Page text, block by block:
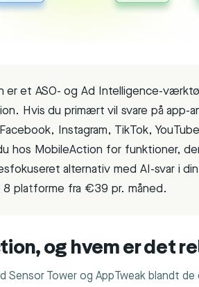
er et ASO- og Ad Intelligence-
Hvis du primært vil svare på app-
Instagram, TikTok,
hos MobileAction for funktioner,
alternativ med AI-svar i
platforme fra €39 pr. måned.
og hvem er det
Sensor Tower og AppTweak blandt